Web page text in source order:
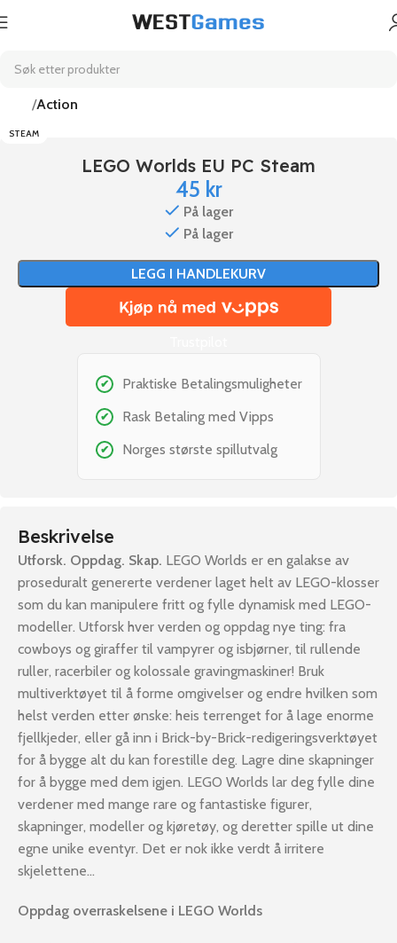
Action
STEAM
LEGO Worlds EU PC Steam
45 kr
På lager
På lager
LEGG I HANDLEKURV
✔ Praktiske Betalingsmuligheter
✔ Rask Betaling med Vipps
✔ Norges største spillutvalg
Beskrivelse
Utforsk. Oppdag. Skap. LEGO Worlds er en galakse av
proseduralt genererte verdener laget helt av LEGO-klosser
som du kan manipulere fritt og fylle dynamisk med LEGO-
modeller. Utforsk hver verden og oppdag nye ting: fra
cowboys og giraffer til vampyrer og isbjørner, til rullende
ruller, racerbiler og kolossale gravingmaskiner! Bruk
multiverktøyet til å forme omgivelser og endre hvilken som
helst verden etter ønske: heis terrenget for å lage enorme
fjellkjeder, eller gå inn i Brick-by-Brick-redigeringsverktøyet
for å bygge alt du kan forestille deg. Lagre dine skapninger
for å bygge med dem igjen. LEGO Worlds lar deg fylle dine
verdener med mange rare og fantastiske figurer,
skapninger, modeller og kjøretøy, og deretter spille ut dine
egne unike eventyr. Det er nok ikke verdt å irritere
skjelettene…
Oppdag overraskelsene i LEGO Worlds